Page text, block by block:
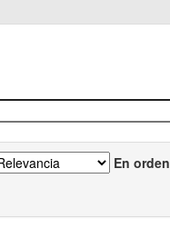
En orden